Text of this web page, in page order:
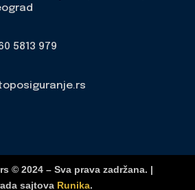
5813 979
© 2024 – Sva prava zadržana. |
sajtova Runika.